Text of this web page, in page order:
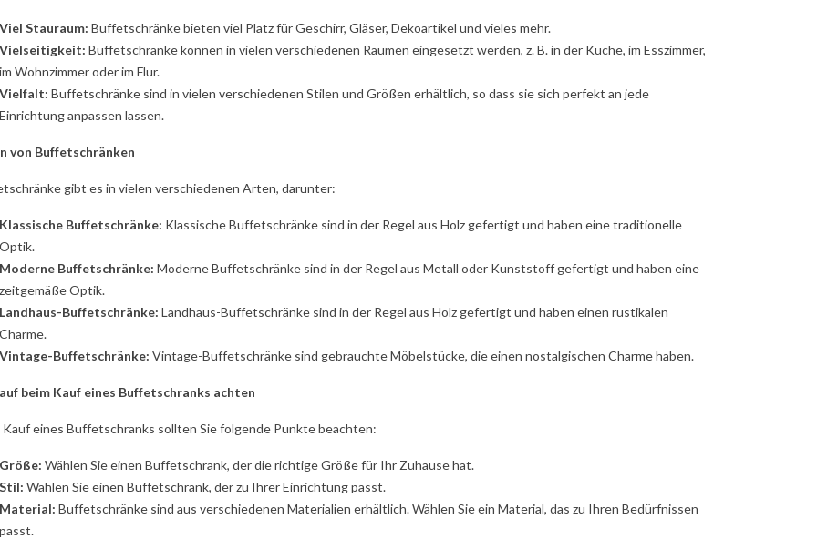
Wunsch
verrät uns,
Tisch und Stühle
ist...
in Grau schaffen Raum für
die Schlafzimmermöbel in Grau.
Wer auf diesen Look seiner Möbel
Weiterlesen
Schlafen in Leichtigkeit mit
Holztruhe bestehen aus...
Objekt Möbel
Viel Stauraum: Buffetschränke bieten viel Platz für Geschirr, Gläser, Dekoartikel und vieles mehr.
Vielseitigkeit: Buffetschränke können in vielen verschiedenen Räumen eingesetzt werden, z. B. in der Küche, im Esszimmer,
im Wohnzimmer oder im Flur.
Vielfalt: Buffetschränke sind in vielen verschiedenen Stilen und Größen erhältlich, so dass sie sich perfekt an jede
Einrichtung anpassen lassen.
von Buffetschränken
gibt es in vielen verschiedenen Arten, darunter:
Klassische Buffetschränke: Klassische Buffetschränke sind in der Regel aus Holz gefertigt und haben eine traditionelle
Optik.
Moderne Buffetschränke: Moderne Buffetschränke sind in der Regel aus Metall oder Kunststoff gefertigt und haben eine
zeitgemäße Optik.
Landhaus-Buffetschränke: Landhaus-Buffetschränke sind in der Regel aus Holz gefertigt und haben einen rustikalen
Charme.
Vintage-Buffetschränke: Vintage-Buffetschränke sind gebrauchte Möbelstücke, die einen nostalgischen Charme haben.
beim Kauf eines Buffetschranks achten
Kauf eines Buffetschranks sollten Sie folgende Punkte beachten:
Größe: Wählen Sie einen Buffetschrank, der die richtige Größe für Ihr Zuhause hat.
Stil: Wählen Sie einen Buffetschrank, der zu Ihrer Einrichtung passt.
Material: Buffetschränke sind aus verschiedenen Materialien erhältlich. Wählen Sie ein Material, das zu Ihren Bedürfnissen
passt.